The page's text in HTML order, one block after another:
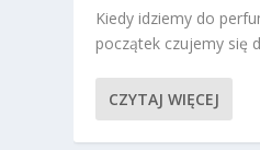
Kiedy idziemy do
początek czujemy się
CZYTAJ WIĘCEJ